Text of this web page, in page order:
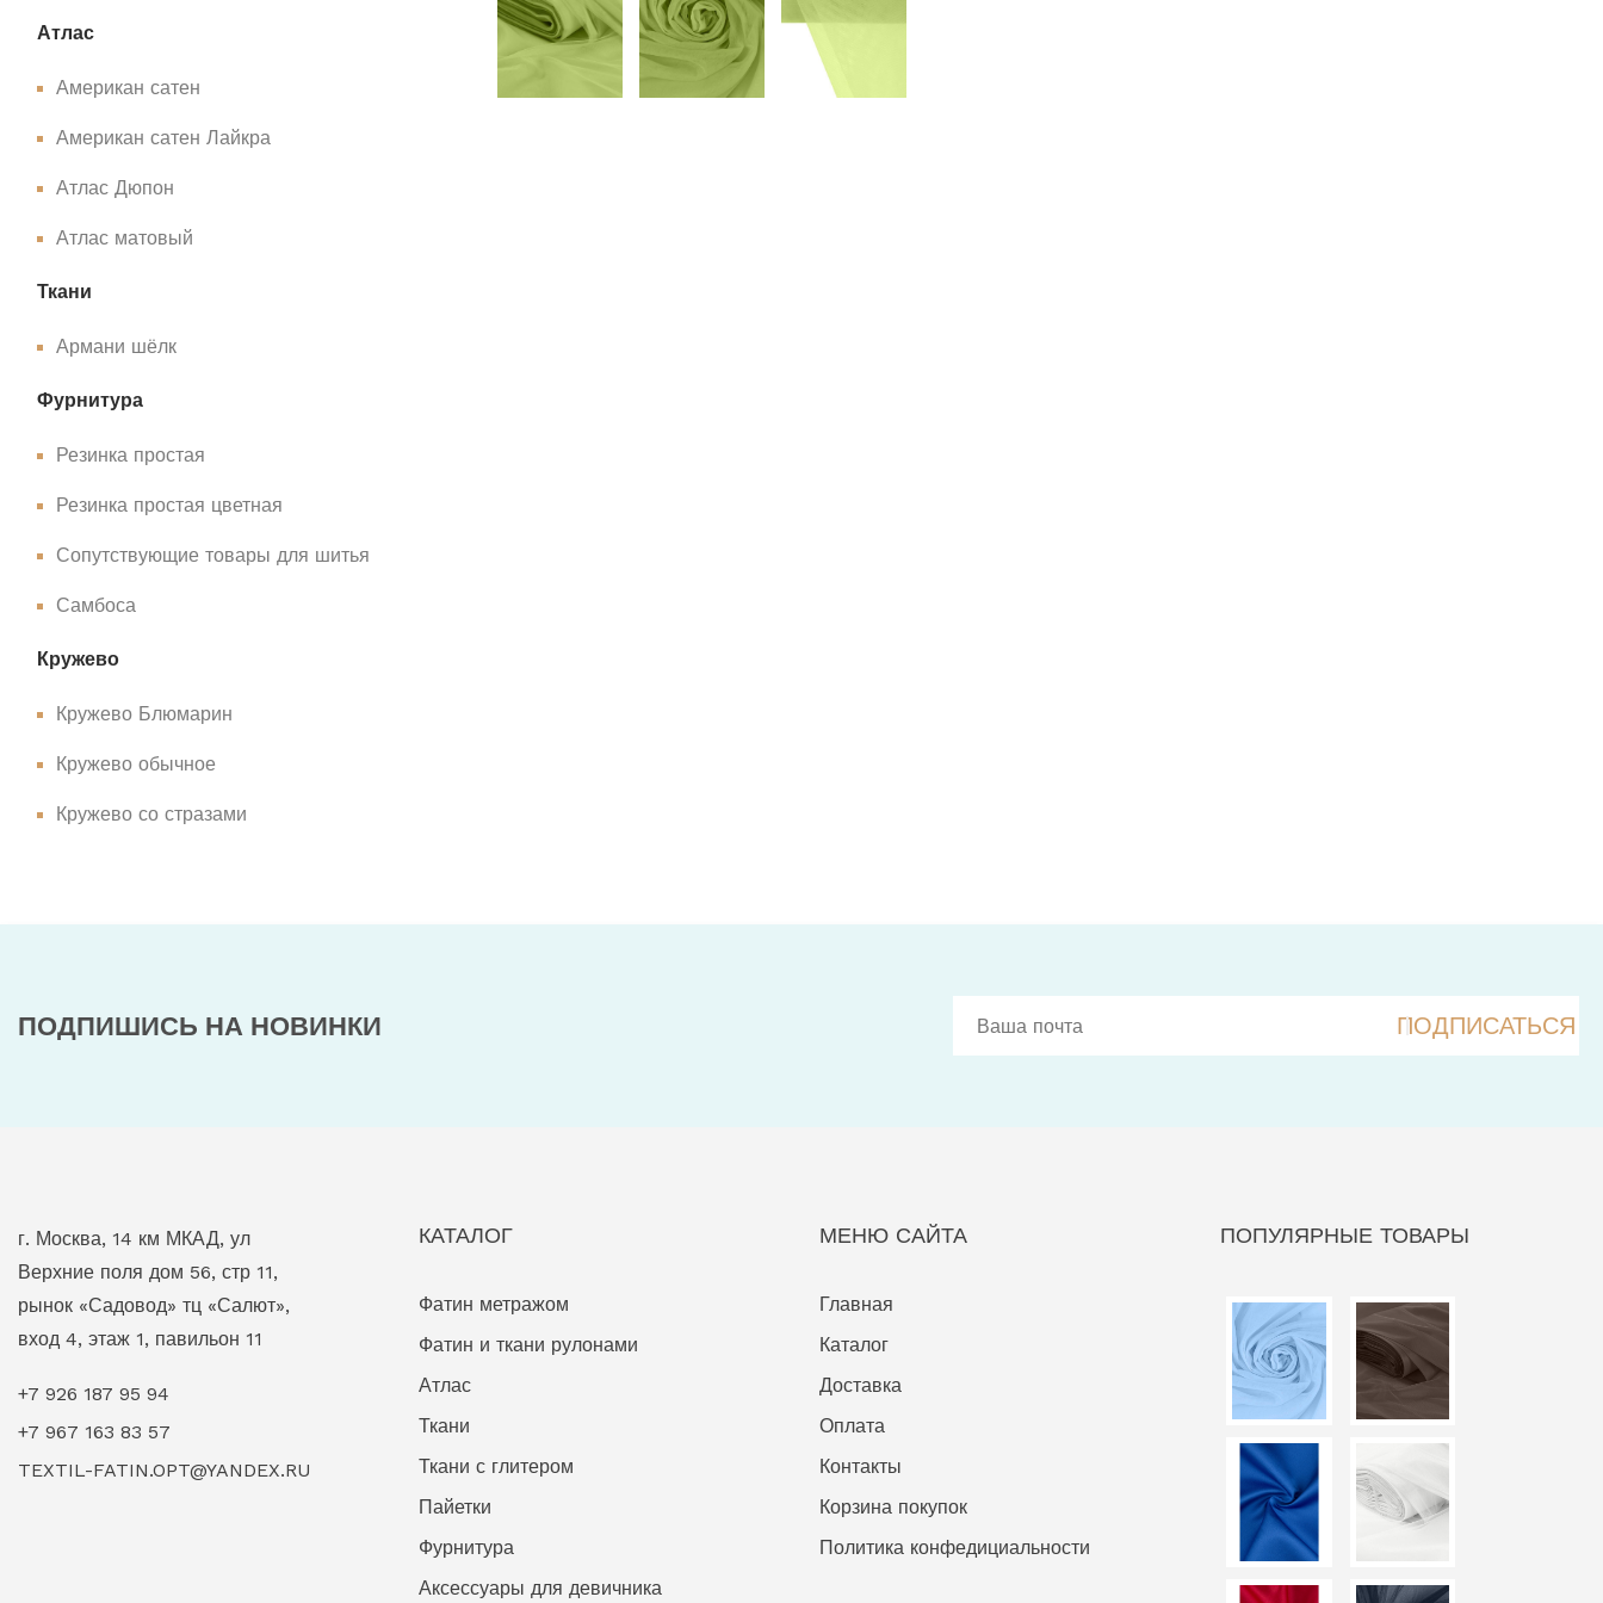
Атлас
Американ сатен
Американ сатен Лайкра
Атлас Дюпон
Атлас матовый
Ткани
Армани шёлк
Фурнитура
Резинка простая
Резинка простая цветная
Сопутствующие товары для шитья
Самбоса
Кружево
Кружево Блюмарин
Кружево обычное
Кружево со стразами
ПОДПИШИСЬ НА НОВИНКИ ПОДПИСАТЬСЯ
г. Москва, 14 км МКАД, ул
Верхние поля дом 56, стр 11,
рынок «Садовод» тц «Салют»,
вход 4, этаж 1, павильон 11
+7 926 187 95 94
+7 967 163 83 57
TEXTIL-FATIN.OPT@YANDEX.RU
КАТАЛОГ
Фатин метражом
Фатин и ткани рулонами
Атлас
Ткани
Ткани с глитером
Пайетки
Фурнитура
Аксессуары для девичника
МЕНЮ САЙТА
Главная
Каталог
Доставка
Оплата
Контакты
Корзина покупок
Политика конфедициальности
ПОПУЛЯРНЫЕ ТОВАРЫ